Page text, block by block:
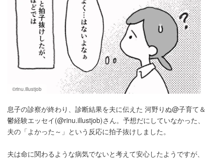
©rinu.illustjob
息子の診察が終わり、診断結果を夫に伝えた 河野りぬ@子育て＆
鬱経験エッセイ(@rinu.illustjob)さん。予想だにしていなかった、
夫の「よかった～」という反応に拍子抜けしました。
夫は命に関わるような病気でないと考えて安心したようですが、